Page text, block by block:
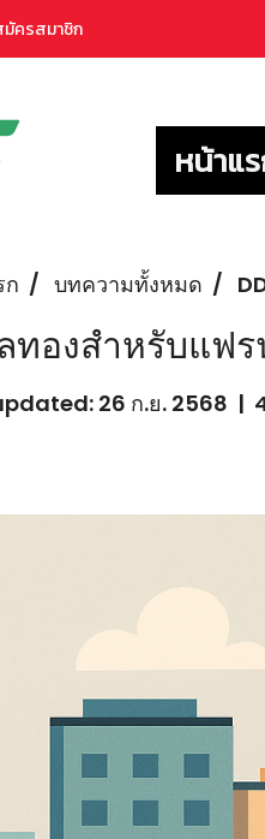
ครสมาชิก
หน้าแ
บทความทั้งหมด
ทองสำหรับแฟ
26 ก.ย. 2568 |